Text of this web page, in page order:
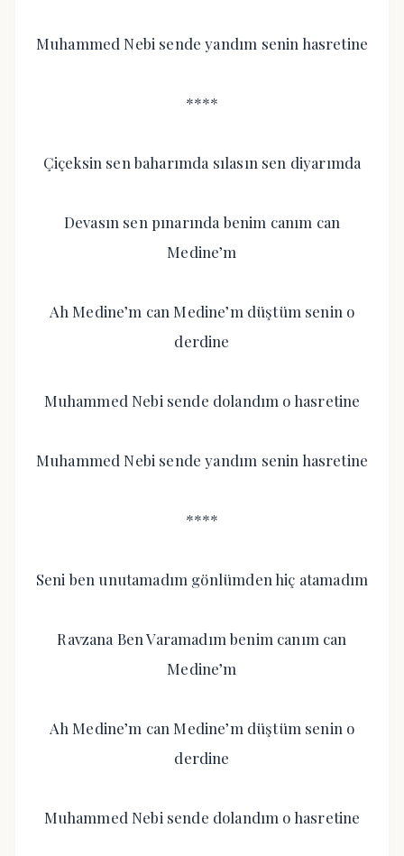
Muhammed Nebi sende yandım senin hasretine
****
Çiçeksin sen baharımda sılasın sen diyarımda
Devasın sen pınarında benim canım can
Medine’m
Ah Medine’m can Medine’m düştüm senin o
derdine
Muhammed Nebi sende dolandım o hasretine
Muhammed Nebi sende yandım senin hasretine
****
Seni ben unutamadım gönlümden hiç atamadım
Ravzana Ben Varamadım benim canım can
Medine’m
Ah Medine’m can Medine’m düştüm senin o
derdine
Muhammed Nebi sende dolandım o hasretine